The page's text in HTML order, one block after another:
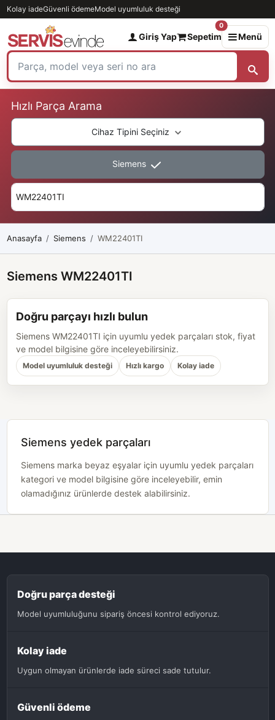
Kolay iadeGüvenli ödemeModel uyumluluk desteği
Giriş Yap Sepetim
0
Menü
Hızlı Parça Arama
Cihaz Tipini Seçiniz
Siemens
Anasayfa Siemens WM22401TI
Siemens WM22401TI
Doğru parçayı hızlı bulun
Siemens WM22401TI için uyumlu yedek parçaları stok, fiyat
ve model bilgisine göre inceleyebilirsiniz.
Model uyumluluk desteği Hızlı kargo Kolay iade
Siemens yedek parçaları
Siemens marka beyaz eşyalar için uyumlu yedek parçaları
kategori ve model bilgisine göre inceleyebilir, emin
olamadığınız ürünlerde destek alabilirsiniz.
Doğru parça desteği
Model uyumluluğunu sipariş öncesi kontrol ediyoruz.
Kolay iade
Uygun olmayan ürünlerde iade süreci sade tutulur.
Güvenli ödeme